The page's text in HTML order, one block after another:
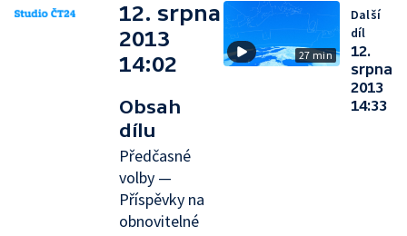
12. srpna
2013
14:02
Obsah
dílu
Předčasné
volby —
Příspěvky na
obnovitelné
27 min
Další
díl
12.
srpna
2013
14:33